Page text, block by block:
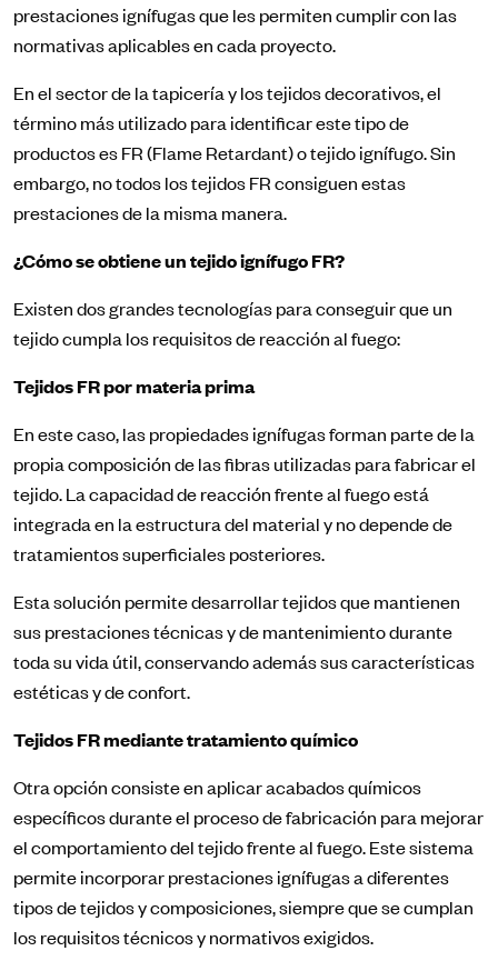
prestaciones ignífugas que les permiten cumplir con las
normativas aplicables en cada proyecto.
En el sector de la tapicería y los tejidos decorativos, el
término más utilizado para identificar este tipo de
productos es FR (Flame Retardant) o tejido ignífugo. Sin
embargo, no todos los tejidos FR consiguen estas
prestaciones de la misma manera.
¿Cómo se obtiene un tejido ignífugo FR?
Existen dos grandes tecnologías para conseguir que un
tejido cumpla los requisitos de reacción al fuego:
Tejidos FR por materia prima
En este caso, las propiedades ignífugas forman parte de la
propia composición de las fibras utilizadas para fabricar el
tejido. La capacidad de reacción frente al fuego está
integrada en la estructura del material y no depende de
tratamientos superficiales posteriores.
Esta solución permite desarrollar tejidos que mantienen
sus prestaciones técnicas y de mantenimiento durante
toda su vida útil, conservando además sus características
estéticas y de confort.
Tejidos FR mediante tratamiento químico
Otra opción consiste en aplicar acabados químicos
específicos durante el proceso de fabricación para mejorar
el comportamiento del tejido frente al fuego. Este sistema
permite incorporar prestaciones ignífugas a diferentes
tipos de tejidos y composiciones, siempre que se cumplan
los requisitos técnicos y normativos exigidos.